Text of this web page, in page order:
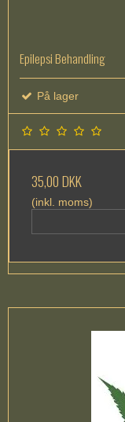
Epilepsi Behandling
På lager
35,00 DKK
(inkl. moms)